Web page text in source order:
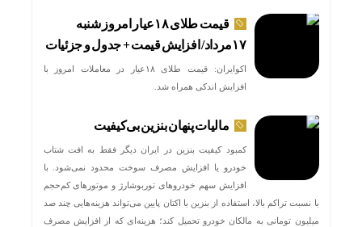
قیمت طلای ۱۸عیار امروز شنبه
۱۷مرداد/ افزایش قیمت + جدول و جزئیات
اکوایران: قیمت طلای ۱۸عیار در معاملات امروز با
افزایش اندکی همراه شد.
مالیات پنهان بنزین بی‌کیفیت
کمبود کیفیت بنزین در ایران دیگر فقط به افت شتاب
خودرو یا افزایش مصرف سوخت محدود نمی‌شود. با
افزایش سهم خودروهای توربوشارژ و موتورهای کم‌حجم
با نسبت تراکم بالا، استفاده از بنزین با اکتان پایین می‌تواند هزینه‌هایی چند صد
میلیون تومانی به مالکان خودرو تحمیل کند؛ هزینه‌ای که از افزایش مصرف